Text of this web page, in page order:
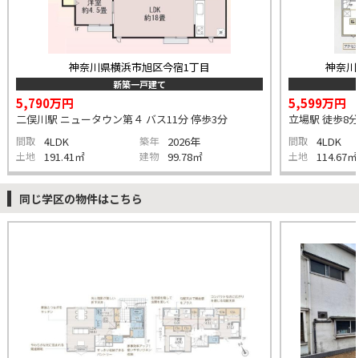
神奈川県横浜市旭区今宿1丁目
新築一戸建て
5,790万円
二俣川駅 ニュータウン第４ バス11分 停歩3分
間取 4LDK 築年 2026年
土地 191.41㎡ 建物 99.78㎡
神奈
5,599万円
立場駅 徒歩8分
間取 4LDK
土地 114.67㎡
同じ学区の物件はこちら